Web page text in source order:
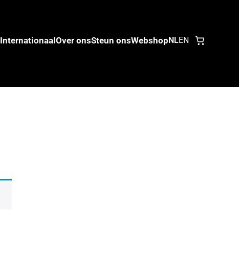
InternationaalOver onsSteun onsWebshopNLEN